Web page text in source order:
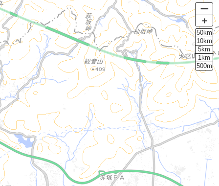
ー
＋
50km
10km
5km
1km
500m